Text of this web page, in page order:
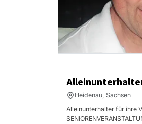
Heidenau, Sachsen
Alleinunterhalter für ihre